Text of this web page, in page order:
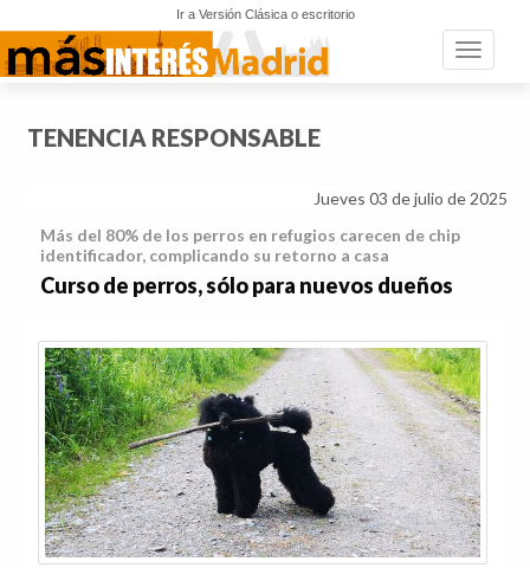
Ir a Versión Clásica o escritorio
Toggle
TENENCIA RESPONSABLE
Jueves 03 de julio de 2025
Más del 80% de los perros en refugios carecen de chip
identificador, complicando su retorno a casa
Curso de perros, sólo para nuevos dueños